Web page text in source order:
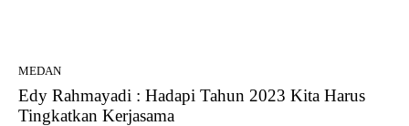
MEDAN
Edy Rahmayadi : Hadapi Tahun 2023 Kita Harus
Tingkatkan Kerjasama